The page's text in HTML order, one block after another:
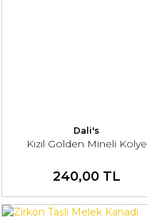
Dali's
Kızıl Golden Mineli Kolye
240,00 TL